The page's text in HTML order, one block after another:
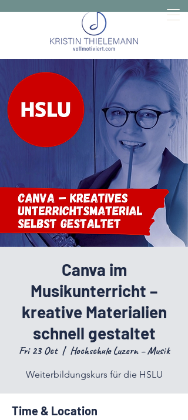
Canva im
Musikunterricht –
kreative Materialien
schnell gestaltet
Fri 23 Oct
  |
Hochschule Luzern – Musik
Weiterbildungskurs für die HSLU
Time & Location